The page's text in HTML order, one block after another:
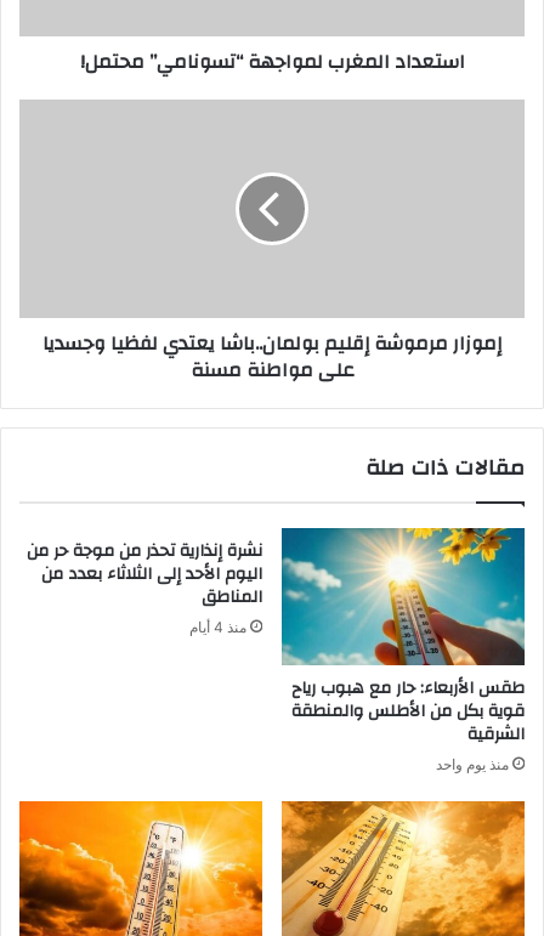
استعداد المغرب لمواجهة “تسونامي” محتمل!
إموزار مرموشة إقليم بولمان..باشا يعتدي لفظيا وجسديا
على مواطنة مسنة
مقالات ذات صلة
طقس الأربعاء: حار مع هبوب رياح
قوية بكل من الأطلس والمنطقة
الشرقية
منذ يوم واحد
نشرة إنذارية تحذر من موجة حر من
اليوم الأحد إلى الثلاثاء بعدد من
المناطق
منذ 4 أيام